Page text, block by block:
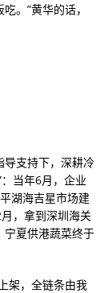
。”黄华的话，
导支持下，深耕冷
当年6月，企业
湖海吉星市场建
，拿到深圳海关
夏供港蔬菜终于
架，全链条由我